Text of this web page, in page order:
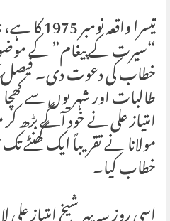
تیسرا“سیرت کے پیغام” کے
خطاب کی دعوت دی۔ فیصل
طالبات اور شہریوں سے
امتیاز علی نے خود آگے بڑھ
مولانا نے تقریباً ایک گھنٹے
خطاب کیا۔